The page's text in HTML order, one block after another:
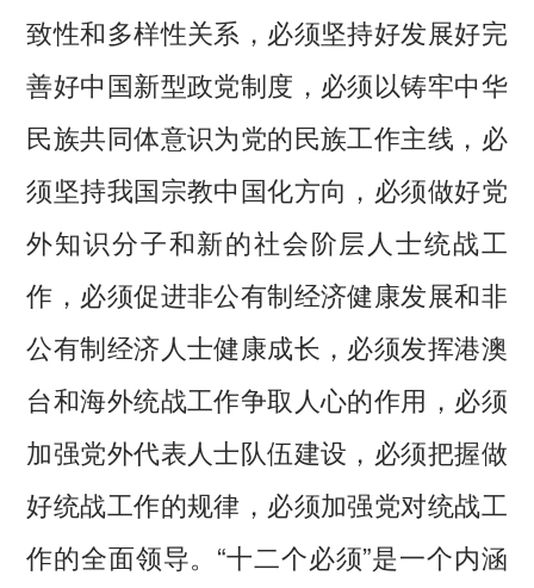
致性和多样性关系，必须坚持好发展好完
善好中国新型政党制度，必须以铸牢中华
民族共同体意识为党的民族工作主线，必
须坚持我国宗教中国化方向，必须做好党
外知识分子和新的社会阶层人士统战工
作，必须促进非公有制经济健康发展和非
公有制经济人士健康成长，必须发挥港澳
台和海外统战工作争取人心的作用，必须
加强党外代表人士队伍建设，必须把握做
好统战工作的规律，必须加强党对统战工
作的全面领导。“十二个必须”是一个内涵